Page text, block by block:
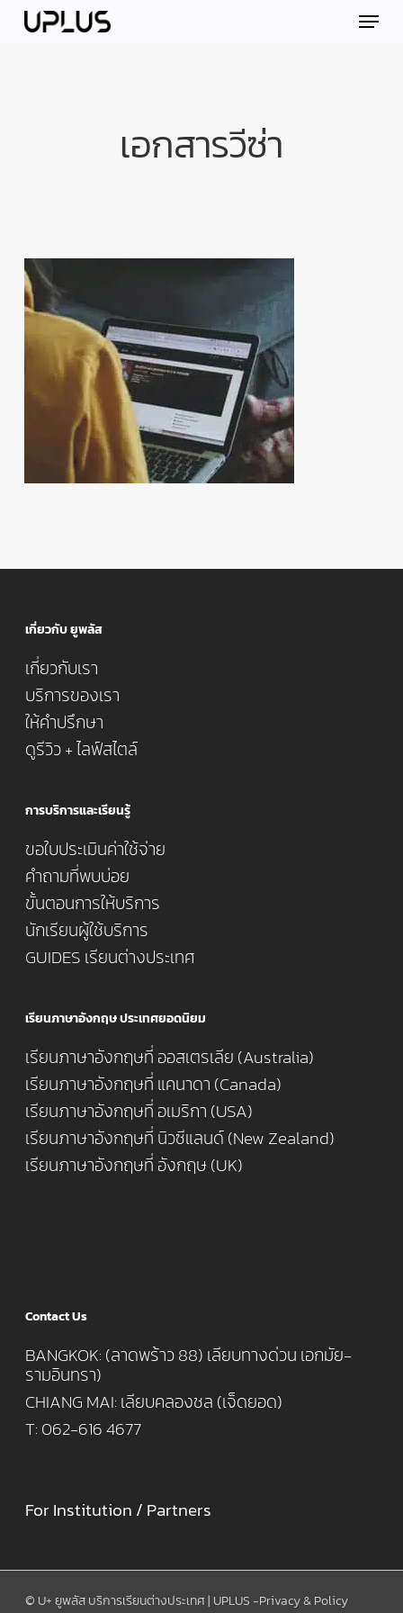
Skip Menu
เอกสารวีซ่า
เกี่ยวกับ ยูพลัส
เกี่ยวกับเรา
บริการของเรา
ให้คำปรึกษา
ดูรีวิว + ไลฟ์สไตล์
การบริการและเรียนรู้
ขอใบประเมินค่าใช้จ่าย
คำถามที่พบบ่อย
ขั้นตอนการให้บริการ
นักเรียนผู้ใช้บริการ
GUIDES เรียนต่างประเทศ
เรียนภาษาอังกฤษ ประเทศยอดนิยม
เรียนภาษาอังกฤษที่ ออสเตรเลีย (Australia)
เรียนภาษาอังกฤษที่ แคนาดา (Canada)
เรียนภาษาอังกฤษที่ อเมริกา (USA)
เรียนภาษาอังกฤษที่ นิวซีแลนด์ (New Zealand)
เรียนภาษาอังกฤษที่ อังกฤษ (UK)
Contact Us
BANGKOK: (ลาดพร้าว 88) เลียบทางด่วน เอกมัย-
รามอินทรา)
CHIANG MAI: เลียบคลองชล (เจ็ดยอด)
T: 062-616 4677
For Institution / Partners
© U+ ยูพลัส บริการเรียนต่างประเทศ | UPLUS -Privacy & Policy